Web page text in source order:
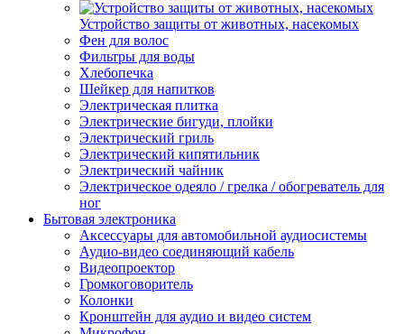
Устройство защиты от животных, насекомых
Фен для волос
Фильтры для воды
Хлебопечка
Шейкер для напитков
Электрическая плитка
Электрические бигуди, плойки
Электрический гриль
Электрический кипятильник
Электрический чайник
Электрическое одеяло / грелка / обогреватель для
ног
Бытовая электроника
Аксессуары для автомобильной аудиосистемы
Аудио-видео соединяющий кабель
Видеопроектор
Громкоговоритель
Колонки
Кронштейн для аудио и видео систем